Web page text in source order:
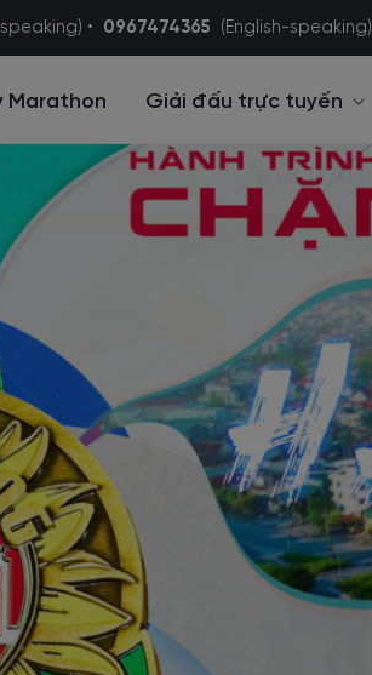
• 0967474365 (English-speaking)
Marathon Giải đấu trực tuyến
thể thao
tổ chức các giải đấu
bộ, đi bộ, đạp xe và bơi